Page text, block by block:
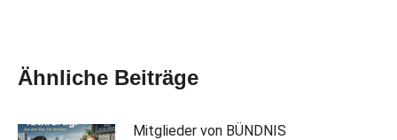
Ähnliche Beiträge
Mitglieder von BÜNDNIS